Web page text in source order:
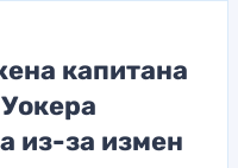
капитана
из-за измен